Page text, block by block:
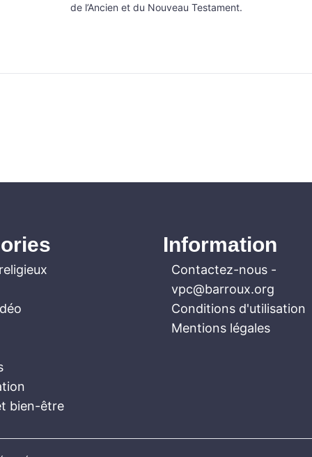
de l’Ancien et du Nouveau Testament.
bien-être
Information
Contactez-nous -
vpc@barroux.org
Conditions d'utilisation
Mentions légales